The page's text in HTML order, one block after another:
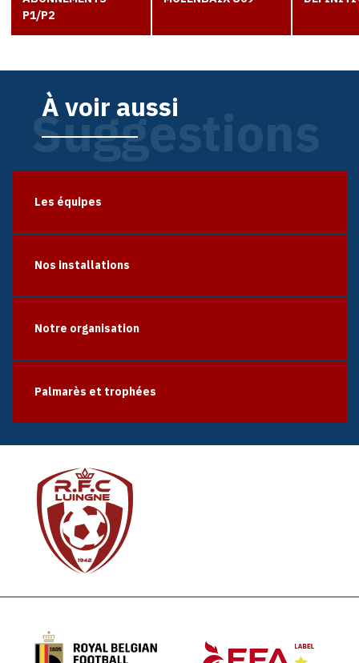
P1/P2
À voir aussi
Suggestions
Les équipes
Nos installations
Notre organisation
Palmarès et trophées